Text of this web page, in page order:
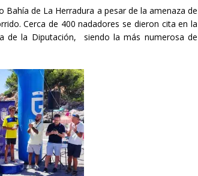
Bahía de La Herradura a pesar de la amenaza de
Cerca de 400 nadadores se dieron cita en la
de la Diputación, siendo la más numerosa de